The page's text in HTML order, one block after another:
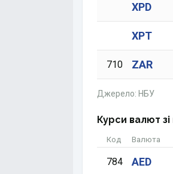
XPD
XPT
710 ZAR
Джерело: НБУ
Курси валют
Код Валюта
784 AED